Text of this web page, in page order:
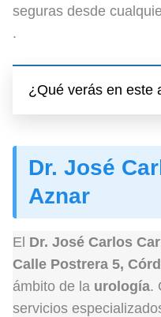
seguras desde
.
¿Qué verás en este
Dr. José
Aznar
El Dr. José Carlos
Calle Postrera 5,
ámbito de la urología.
servicios